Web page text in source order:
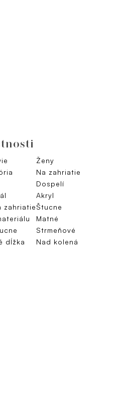
Ženy
Na zahriatie
Dospelí
Akryl
zahriatieŠtucne
Matné
Strmeňové
dĺžka
Nad kolená